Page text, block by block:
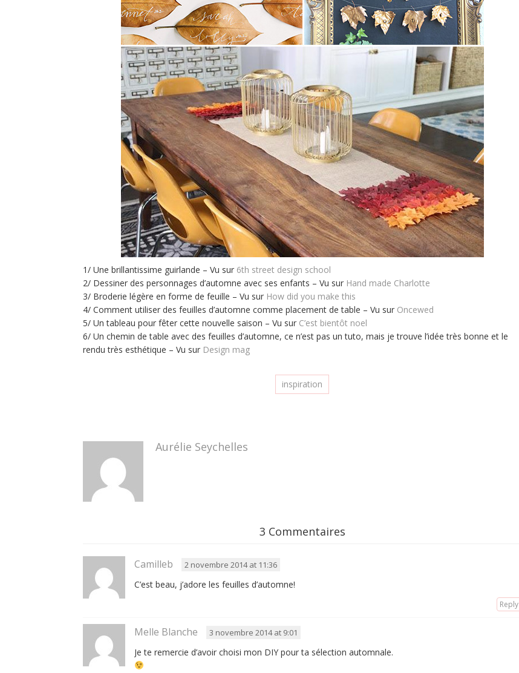
1/ Une brillantissime guirlande – Vu sur 6th street design school
2/ Dessiner des personnages d’automne avec ses enfants – Vu sur Hand made Charlotte
3/ Broderie légère en forme de feuille – Vu sur How did you make this
4/ Comment utiliser des feuilles d’automne comme placement de table – Vu sur Oncewed
5/ Un tableau pour fêter cette nouvelle saison – Vu sur C’est bientôt noel
6/ Un chemin de table avec des feuilles d’automne, ce n’est pas un tuto, mais je trouve l’idée très bonne et le
rendu très esthétique – Vu sur Design mag
inspiration
Aurélie Seychelles
3 Commentaires
Camilleb 2 novembre 2014 at 11:36
C’est beau, j’adore les feuilles d’automne!
Reply
Melle Blanche 3 novembre 2014 at 9:01
Je te remercie d’avoir choisi mon DIY pour ta sélection automnale.